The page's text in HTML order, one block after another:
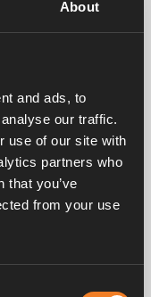
About
and ads, to
our traffic.
use of our site with
partners who
that you’ve
from your use
-